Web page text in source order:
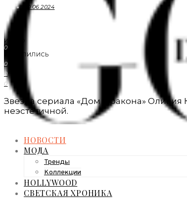
НОВОСТИ
МОДА
Тренды
Коллекции
HOLLYWOOD
СВЕТСКАЯ ХРОНИКА
20.06.2024
ИТОГО
0
ПОДЕЛИЛИСЬ
0
0
0
Звезда сериала «Дом Дракона» Оливия
неэстетичной.